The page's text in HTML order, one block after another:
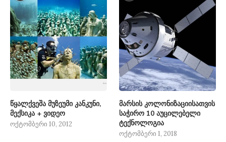
წყალქვეშა მუზეუმი კანკუნი,
მექსიკა + ვიდეო
ოქტომბერი 10, 2012
მარსის კოლონიზაციისათვის
საჭირო 10 აუცილებელი
ტექნოლოგია
ოქტომბერი 1, 2018